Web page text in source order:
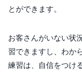
とができます。
お客さんがいない状
習できますし、わか
練習は、自信をつけ